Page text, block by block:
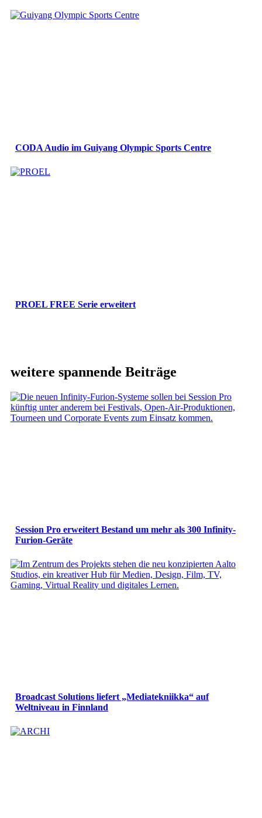
CODA Audio im Guiyang Olympic Sports Centre
PROEL FREE Serie erweitert
weitere spannende Beiträge
Session Pro erweitert Bestand um mehr als 300 Infinity-
Furion-Geräte
Broadcast Solutions liefert „Mediatekniikka“ auf
Weltniveau in Finnland